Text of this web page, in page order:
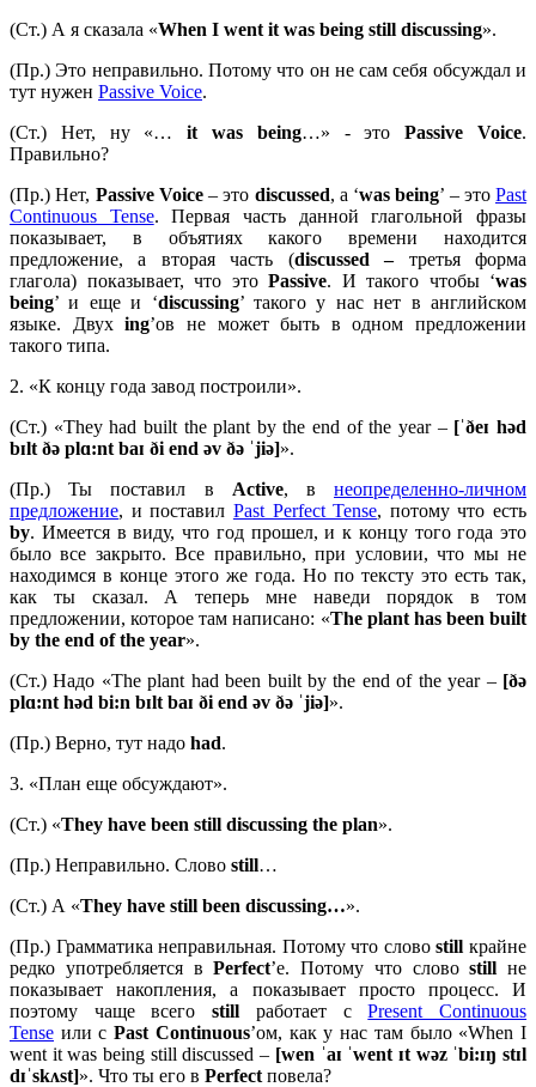
(Ст.) А я сказала «When I went it was being still discussing».
(Пр.) Это неправильно. Потому что он не сам себя обсуждал и
тут нужен Passive Voice.
(Ст.) Нет, ну «…it was being…» - этоPassive Voice.
Правильно?
(Пр.) Нет, Passive Voice– это discussed, а ‘was being’ – это Past
Continuous Tense. Первая часть данной глагольной фразы
показывает, в объятиях какого времени находится
предложение, а вторая часть (discussed –третья форма
глагола) показывает, что это Passive. И такого чтобы ‘was
being’ и еще и ‘discussing’ такого у нас нет в английском
языке. Двухing’ов не может быть в одном предложении
такого типа.
2. «К концу года завод построили».
(Ст.) «They had built the plant by the end of the year –[ˈðeɪ həd
bɪlt ðə plɑ:nt baɪ ði end əv ðə ˈjiə]».
(Пр.) Ты поставил в Active, внеопределенно-личном
предложение, и поставил Past Perfect Tense, потому что есть
by. Имеется в виду, что год прошел, и к концу того года это
было все закрыто. Все правильно, при условии, что мы не
находимся в конце этого же года. Но по тексту это есть так,
как ты сказал. А теперь мне наведи порядок в том
предложении, которое там написано: «The plant has been built
by the end ofthe year».
(Ст.) Надо «The plant had been built by the end of the year –[ðə
plɑ:nt həd bi:n bɪlt baɪ ði end əv ðə ˈjiə]».
(Пр.) Верно, тут надо had.
3. «План еще обсуждают».
(Ст.) «They have been still discussing the plan».
(Пр.) Неправильно. Слово still…
(Ст.) А «They have still been discussing…».
(Пр.) Грамматика неправильная. Потому что словоstillкрайне
редко употребляется вPerfect’е. Потому что словоstill не
показывает накопления, а показывает просто процесс. И
поэтому чаще всегоstill работает сPresent Continuous
Tense или сPast Continuous’ом, как у нас там было «When I
went it was being still discussed – [wen ˈaɪ ˈwent ɪt wəz ˈbi:ɪŋstɪl
dɪˈskʌst]». Что ты его в Perfect повела?